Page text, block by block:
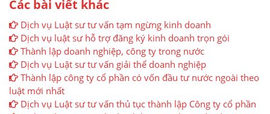
Các bài viết khác
Dịch vụ Luật sư tư vấn tạm ngừng kinh doanh
Dịch vụ luật sư hỗ trợ đăng ký kinh doanh trọn gói
Thành lập doanh nghiệp, công ty trong nước
Dịch vụ Luật sư tư vấn giải thể doanh nghiệp
Thành lập công ty cổ phần có vốn đầu tư nước ngoài theo
luật mới nhất
Dịch vụ Luật sư tư vấn thủ tục thành lập Công ty cổ phần